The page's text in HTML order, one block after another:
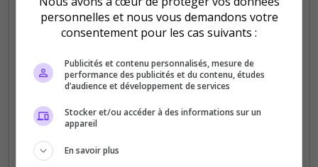
50
100
Nov
personnelles et nous vous demandons votre
consentement pour les cas suivants :
Publicités et contenu personnalisés, mesure de
performance des publicités et du contenu, études
d’audience et développement de services
Stocker et/ou accéder à des informations sur un
appareil
En savoir plus